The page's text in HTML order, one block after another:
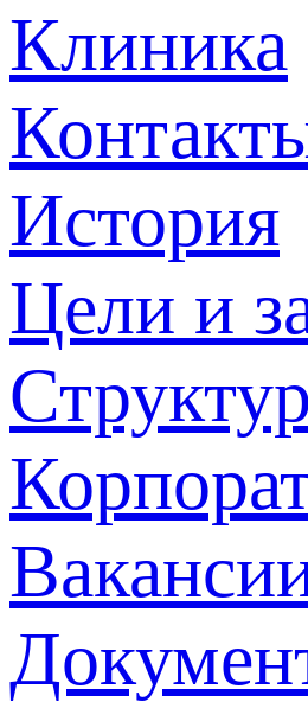
Клиника
История
Цели и